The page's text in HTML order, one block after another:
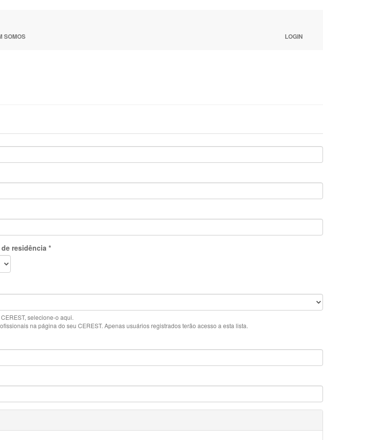
SOMOS LOGIN
residência *
selecione-o aqui.
na página do seu CEREST. Apenas usuários registrados terão acesso a esta lista.